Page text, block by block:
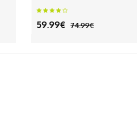
59.99€ 74.99€